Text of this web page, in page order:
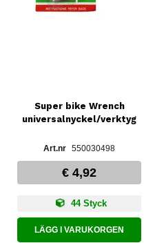
Super bike Wrench
universalnyckel/verktyg
550030498
€ 4,92
44 Styck
LÄGG I VARUKORGEN